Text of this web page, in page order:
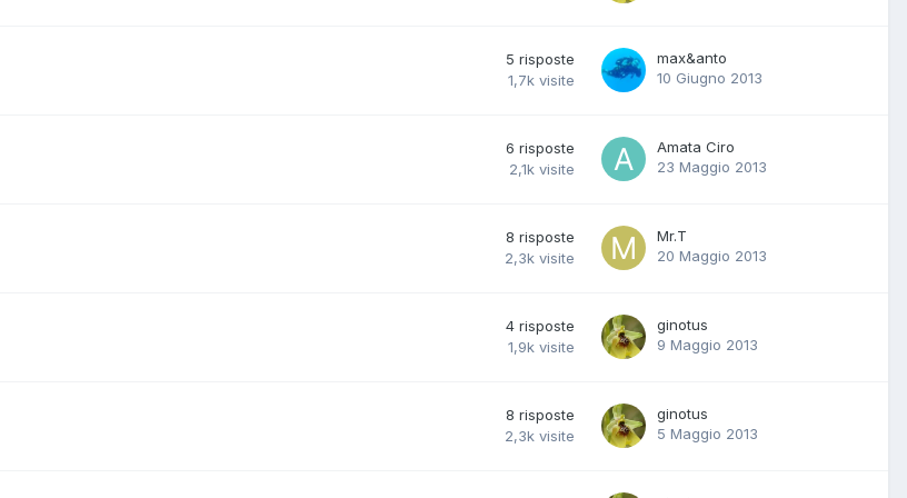
5 risposte
1,7k visite
max&anto
10 Giugno 2013
6 risposte
2,1k visite
Amata Ciro
23 Maggio 2013
8 risposte
2,3k visite
Mr.T
20 Maggio 2013
4 risposte
1,9k visite
ginotus
9 Maggio 2013
8 risposte
2,3k visite
ginotus
5 Maggio 2013